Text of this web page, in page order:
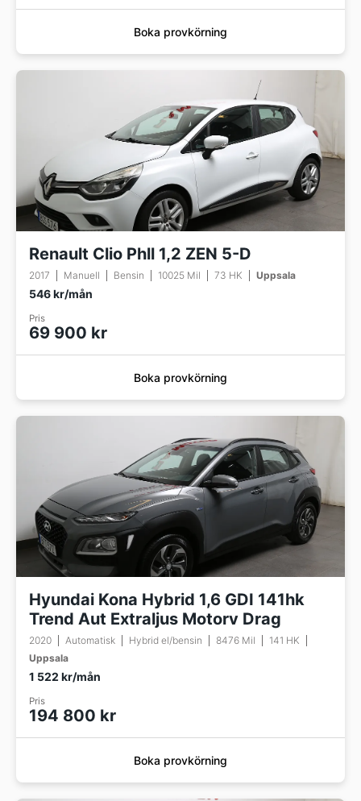
Boka provkörning
Renault Clio Phll 1,2 ZEN 5-D
2017 Manuell Bensin 10025 Mil 73 HK Uppsala
546 kr/mån
Pris
69 900 kr
Boka provkörning
Hyundai Kona Hybrid 1,6 GDI 141hk
Trend Aut Extraljus Motorv Drag
2020 Automatisk Hybrid el/bensin 8476 Mil
141 HK
Uppsala
1 522 kr/mån
Pris
194 800 kr
Boka provkörning